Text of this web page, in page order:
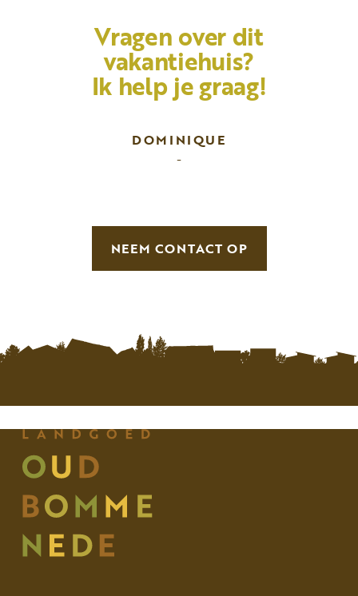
Vragen over dit
vakantiehuis?
Ik help je graag!
DOMINIQUE
-
NEEM CONTACT OP